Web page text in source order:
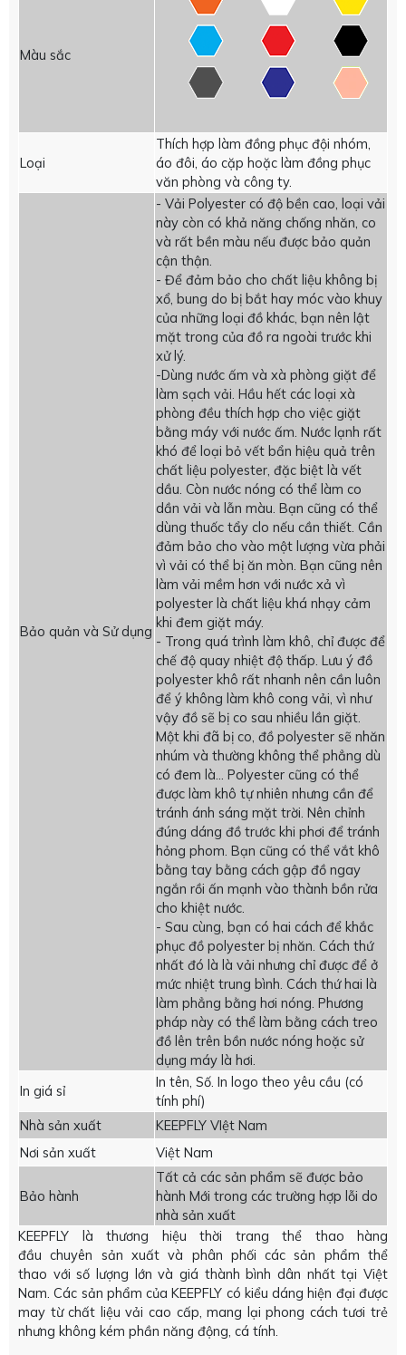
Màu sắc
Loại
Thích hợp làm đồng phục đội nhóm,
áo đôi, áo cặp hoặc làm đồng phục
văn phòng và công ty.
Bảo quản và Sử dụng
- Vải Polyester có độ bền cao, loại vải
này còn có khả năng chống nhăn, co
và rất bền màu nếu được bảo quản
cận thận.
- Để đảm bảo cho chất liệu không bị
xổ, bung do bị bắt hay móc vào khuy
của những loại đồ khác, bạn nên lật
mặt trong của đồ ra ngoài trước khi
xử lý.
-Dùng nước ấm và xà phòng giặt để
làm sạch vải. Hầu hết các loại xà
phòng đều thích hợp cho việc giặt
bằng máy với nước ấm. Nước lạnh rất
khó để loại bỏ vết bẩn hiệu quả trên
chất liệu polyester, đặc biệt là vết
dầu. Còn nước nóng có thể làm co
dần vải và lẫn màu. Bạn cũng có thể
dùng thuốc tẩy clo nếu cần thiết. Cần
đảm bảo cho vào một lượng vừa phải
vì vải có thể bị ăn mòn. Bạn cũng nên
làm vải mềm hơn với nước xả vì
polyester là chất liệu khá nhạy cảm
khi đem giặt máy.
- Trong quá trình làm khô, chỉ được để
chế độ quay nhiệt độ thấp. Lưu ý đồ
polyester khô rất nhanh nên cần luôn
để ý không làm khô cong vải, vì như
vậy đồ sẽ bị co sau nhiều lần giặt.
Một khi đã bị co, đồ polyester sẽ nhăn
nhúm và thường không thể phẳng dù
có đem là… Polyester cũng có thể
được làm khô tự nhiên nhưng cần để
tránh ánh sáng mặt trời. Nên chỉnh
đúng dáng đồ trước khi phơi để tránh
hỏng phom. Bạn cũng có thể vắt khô
bằng tay bằng cách gập đồ ngay
ngắn rồi ấn mạnh vào thành bồn rửa
cho khiệt nước.
- Sau cùng, bạn có hai cách để khắc
phục đồ polyester bị nhăn. Cách thứ
nhất đó là là vải nhưng chỉ được để ở
mức nhiệt trung bình. Cách thứ hai là
làm phẳng bằng hơi nóng. Phương
pháp này có thể làm bằng cách treo
đồ lên trên bồn nước nóng hoặc sử
dụng máy là hơi.
In giá sỉ
In tên, Số. In logo theo yêu cầu (có
tính phí)
Nhà sản xuất
KEEPFLY VIệt Nam
Nơi sản xuất
Việt Nam
Bảo hành
Tất cả các sản phẩm sẽ được bảo
hành Mới trong các trường hợp lỗi do
nhà sản xuất
KEEPFLY là thương hiệu thời trang thể thao hàng
đầu chuyên sản xuất và phân phối các sản phẩm thể
thao với số lượng lớn và giá thành bình dân nhất tại Việt
Nam. Các sản phẩm của KEEPFLY có kiểu dáng hiện đại được
may từ chất liệu vải cao cấp, mang lại phong cách tươi trẻ
nhưng không kém phần năng động, cá tính.